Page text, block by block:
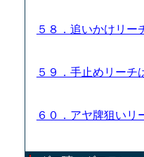
５８．追いかけリ
５９．手止めリー
６０．アヤ牌狙い